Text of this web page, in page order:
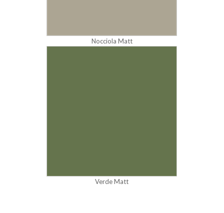
Nocciola Matt
Verde Matt